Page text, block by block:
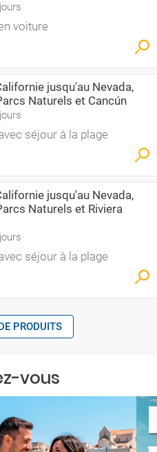
voiture
jusqu'au Nevada,
Naturels et Cancún
séjour à la plage
jusqu'au Nevada,
Naturels et Riviera
séjour à la plage
PRODUITS
vous